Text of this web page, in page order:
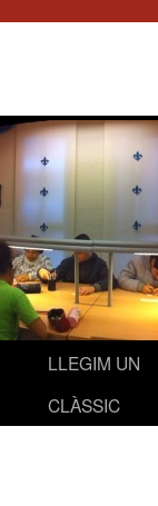
LLEGIM UN
CLÀSSIC